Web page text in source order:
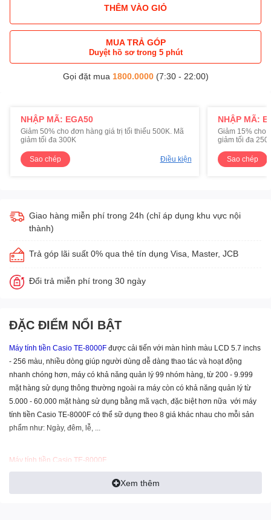
THÊM VÀO GIỎ
MUA TRẢ GÓP
Duyệt hồ sơ trong 5 phút
Gọi đặt mua 1800.0000(7:30 - 22:00)
NHẬP MÃ: EGA50
Giảm 50% cho đơn hàng giá trị tối thiểu 500K. Mã
giảm tối đa 300K
Sao chép Điều kiện
NHẬP MÃ:
Giảm 15% cho
giảm tối đa
Sao chép
Giao hàng miễn phí trong 24h (chỉ áp dụng khu vực nội
thành)
Trả góp lãi suất 0% qua thẻ tín dụng Visa, Master, JCB
Đổi trả miễn phí trong 30 ngày
ĐẶC ĐIỂM NỔI BẬT
Máy tính tiền Casio TE-8000F được cải tiến với màn hình màu LCD 5.7 inchs
- 256 màu, nhiều dòng giúp người dùng dễ dàng thao tác và hoạt động
nhanh chóng hơn, máy có khả năng quản lý 99 nhóm hàng, từ 200 - 9.999
mặt hàng sử dụng thông thường ngoài ra máy còn có khả năng quản lý từ
5.000 - 60.000 mặt hàng sử dụng bằng mã vạch, đặc biệt hơn nữa với máy
tính tiền Casio TE-8000F có thể sữ dụng theo 8 giá khác nhau cho mỗi sản
phẩm như: Ngày, đêm, lễ, ...
Máy tính tiền Casio TE-8000F
- Pin lưu trữ bộ nhớ Sử dụng loại pin sạc “ Lithium”
- Màn hình hiển thị Cho người sử dụng Màn hình màu LCD có đèn nền (Có
Xem thêm